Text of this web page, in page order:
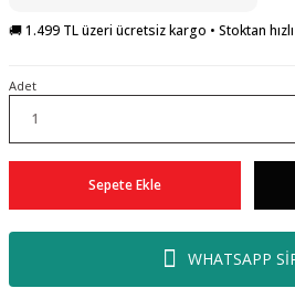
🚚 1.499 TL üzeri ücretsiz kargo • Stoktan
Adet
Sepete Ekle
WHATSAPP